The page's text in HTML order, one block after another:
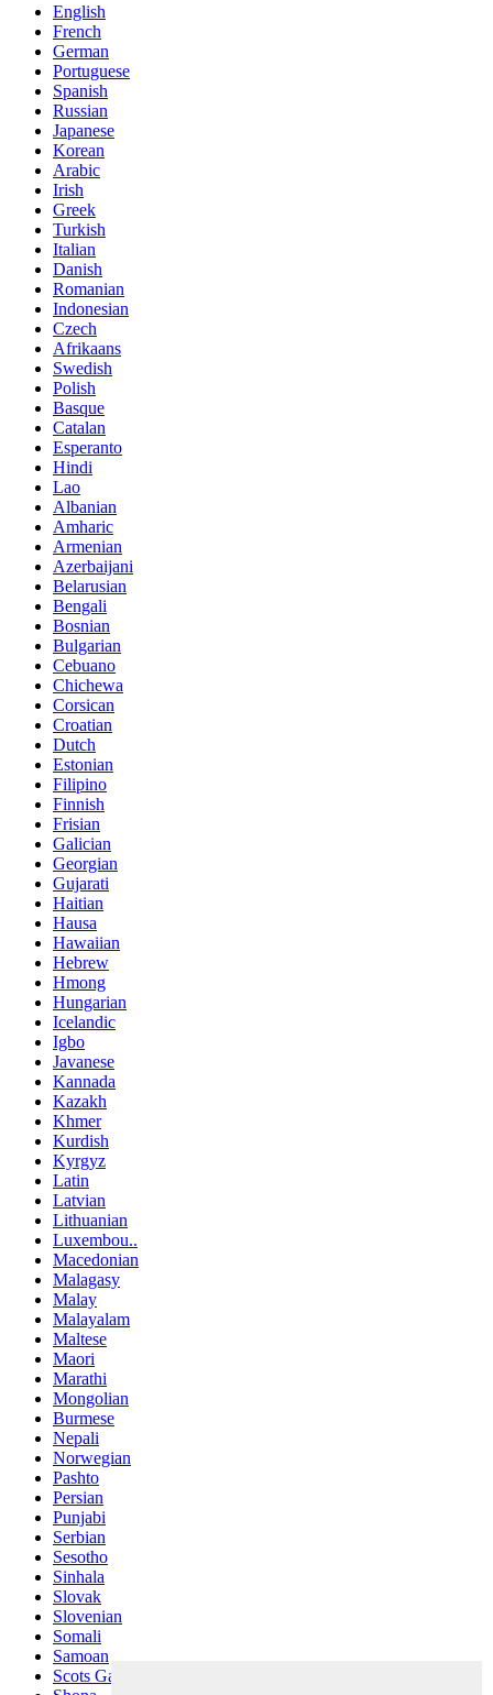
English
French
German
Portuguese
Spanish
Russian
Japanese
Korean
Arabic
Irish
Greek
Turkish
Italian
Danish
Romanian
Indonesian
Czech
Afrikaans
Swedish
Polish
Basque
Catalan
Esperanto
Hindi
Lao
Albanian
Amharic
Armenian
Azerbaijani
Belarusian
Bengali
Bosnian
Bulgarian
Cebuano
Chichewa
Corsican
Croatian
Dutch
Estonian
Filipino
Finnish
Frisian
Galician
Georgian
Gujarati
Haitian
Hausa
Hawaiian
Hebrew
Hmong
Hungarian
Icelandic
Igbo
Javanese
Kannada
Kazakh
Khmer
Kurdish
Kyrgyz
Latin
Latvian
Lithuanian
Luxembou..
Macedonian
Malagasy
Malay
Malayalam
Maltese
Maori
Marathi
Mongolian
Burmese
Nepali
Norwegian
Pashto
Persian
Punjabi
Serbian
Sesotho
Sinhala
Slovak
Slovenian
Somali
Samoan
Scots Gaelic